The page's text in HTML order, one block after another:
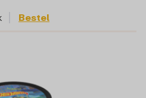
Bestel